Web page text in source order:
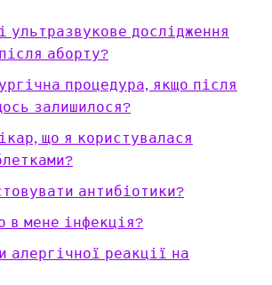
ультразвукове дослідження
аборту?
процедура, якщо після
залишилося?
що я користувалася
антибіотики?
в мене інфекція?
алергічної реакції на